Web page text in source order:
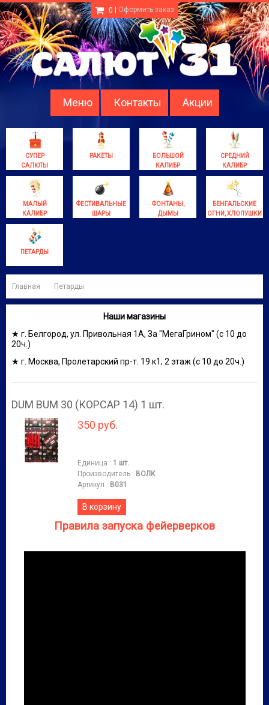
0 Оформить заказ
Меню Контакты Акции
СУПЕР
САЛЮТЫ
РАКЕТЫ
БОЛЬШОЙ
КАЛИБР
СРЕДНИЙ
КАЛИБР
МАЛЫЙ
КАЛИБР
ФЕСТИВАЛЬНЫЕ
ШАРЫ
ФОНТАНЫ,
ДЫМЫ
БЕНГАЛЬСКИЕ
ОГНИ, ХЛОПУШКИ
ПЕТАРДЫ
Главная Петарды
Наши магазины
★ г. Белгород, ул. Привольная 1А, За "МегаГрином" (с 10 до
20ч.)
★ г. Москва, Пролетарский пр-т. 19 к1; 2 этаж (с 10 до 20ч.)
DUM BUM 30 (КОРСАР 14) 1 шт.
350 руб.
Единица : 1 шт.
Производитель : ВОЛК
Артикул : B031
В корзину
Правила запуска фейерверков